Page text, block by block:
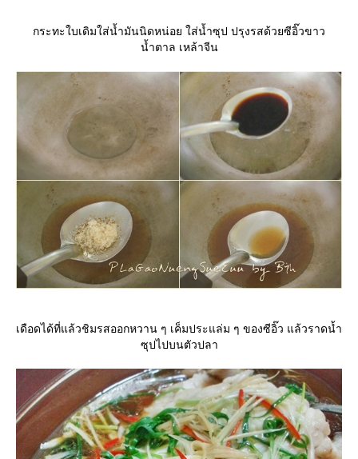
กระทะใบเดิมใส่น้ำมันนิดหน่อย ใส่น้ำซุป ปรุงรสด้วยซีอิ๊วขาว
น้ำตาล เหล้าจีน
เดือดได้ที่แล้วชิมรสออกหวาน ๆ เค็มประแล่ม ๆ ของซีอิ๊ว แล้วราดน้ำ
ซุปไปบนตัวปลา